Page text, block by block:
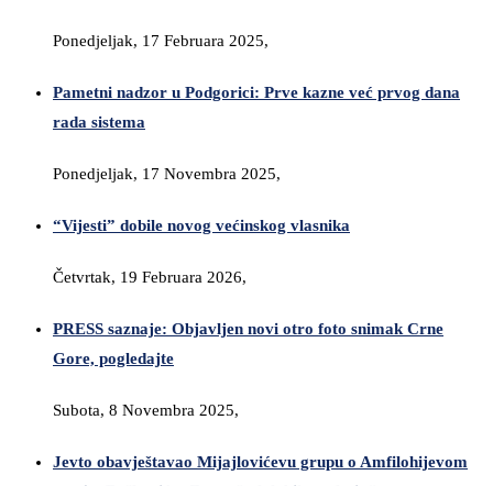
Ponedjeljak, 17 Februara 2025,
Pametni nadzor u Podgorici: Prve kazne već prvog dana
rada sistema
Ponedjeljak, 17 Novembra 2025,
“Vijesti” dobile novog većinskog vlasnika
Četvrtak, 19 Februara 2026,
PRESS saznaje: Objavljen novi otro foto snimak Crne
Gore, pogledajte
Subota, 8 Novembra 2025,
Jevto obavještavao Mijajlovićevu grupu o Amfilohijevom